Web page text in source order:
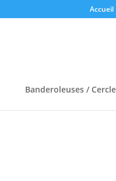
Accueil
Banderoleuses /